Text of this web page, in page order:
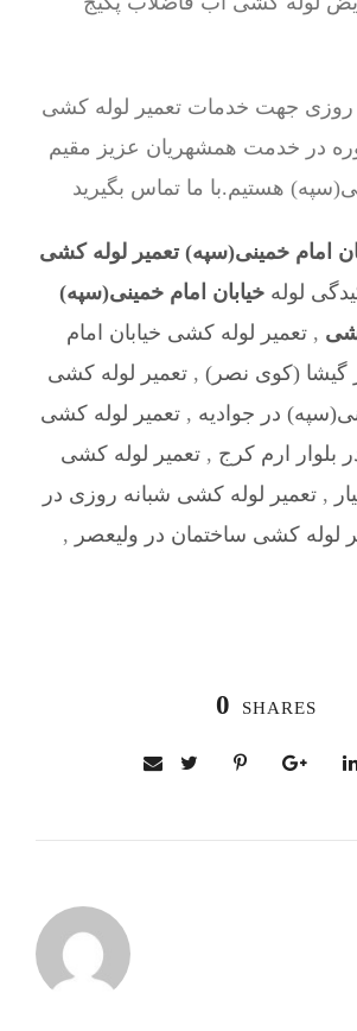
روزی جهت خدمات تعمیر لوله کشی
در خدمت همشهریان عزیز مقیم
هستیم.با ما تماس بگیرید
امام خمینی(سپه) تعمیر لوله کشی
لولهخیابان امام خمینی(سپه)
, تعمیر لوله کشی خیابان امام
گیشا (کوی نصر) , تعمیر لوله کشی
در جوادیه ,تعمیر لوله کشی
بلوار ارم کرج , تعمیر لوله کشی
,تعمیر لوله کشی شبانه روزی در
لوله کشی ساختمان در ولیعصر ,
0 SHARES